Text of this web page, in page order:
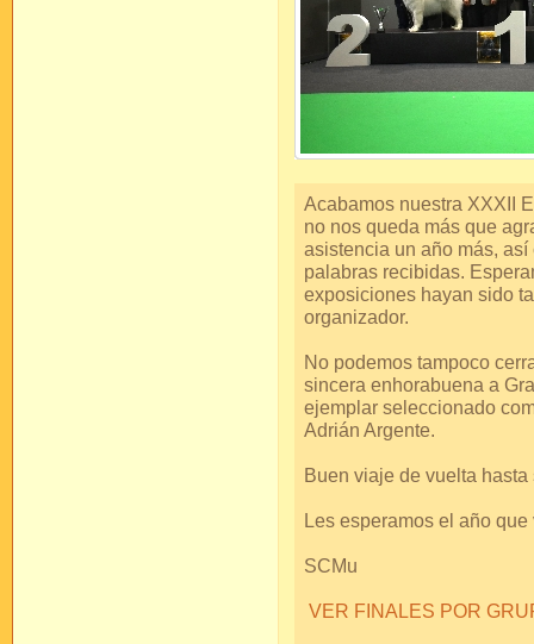
Acabamos nuestra XXXII
no nos queda más que
asistencia un año más,
palabras recibidas.
exposiciones hayan sido
organizador.
No podemos tampoco
sincera enhorabuena a
ejemplar seleccionado
Adrián Argente.
Buen viaje de vuelta
Les esperamos el año que
SCMu
VER FINALES POR